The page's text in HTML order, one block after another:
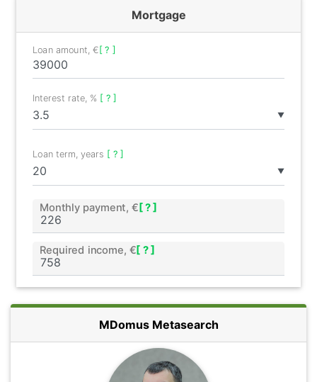
Mortgage
Loan amount, €[ ? ]
▼
Interest rate, % [ ? ]
▼
Loan term, years [ ? ]
Monthly payment, € [ ? ]
Required income, €[ ? ]
MDomus Metasearch